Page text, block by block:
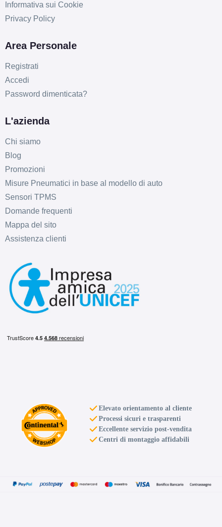
Informativa sui Cookie
Privacy Policy
Area Personale
Registrati
Accedi
Password dimenticata?
L'azienda
Chi siamo
Blog
Promozioni
Misure Pneumatici in base al modello di auto
Sensori TPMS
Domande frequenti
Mappa del sito
Assistenza clienti
Elevato orientamento al cliente
Processi sicuri e trasparenti
Eccellente servizio post-vendita
Centri di montaggio affidabili